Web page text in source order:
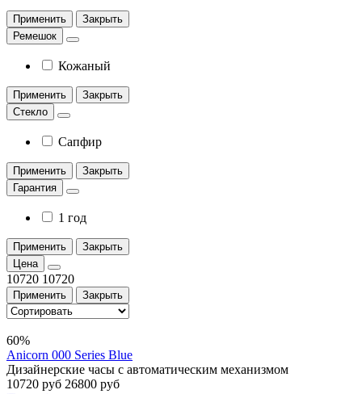
Применить
Закрыть
Ремешок
Кожаный
Применить
Закрыть
Стекло
Сапфир
Применить
Закрыть
Гарантия
1 год
Применить
Закрыть
Цена
10720 10720
Применить Закрыть
60%
Anicorn 000 Series Blue
Дизайнерские часы с автоматическим механизмом
10720 руб 26800 руб